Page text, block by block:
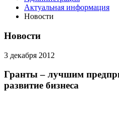
Актуальная информация
Новости
Новости
3 декабря 2012
Гранты – лучшим
развитие бизнеса